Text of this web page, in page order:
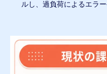
ルし、過負荷によるエラ